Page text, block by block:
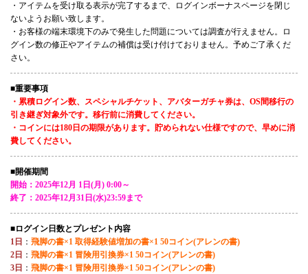
・アイテムを受け取る表示が完了するまで、ログインボーナスページを閉じ
ないようお願い致します。
・お客様の端末環境下のみで発生した問題については調査が行えません。ロ
グイン数の修正やアイテムの補償は受け付けておりません。予めご了承くだ
さい。
■重要事項
・累積ログイン数、スペシャルチケット、アバターガチャ券は、OS間移行の
引き継ぎ対象外です。移行前に消費してください。
・コインには180日の期限があります。貯められない仕様ですので、早めに消
費してください。
■開催期間
開始：2025年12月 1日(月) 0:00～
終了：2025年12月31日(水)23:59まで
■ログイン日数とプレゼント内容
1日 ： 飛脚の書×1 取得経験値増加の書×1 50コイン(アレンの書)
2日 ： 飛脚の書×1 冒険用引換券×1 50コイン(アレンの書)
3日 ： 飛脚の書×1 冒険用引換券×1 50コイン(アレンの書)